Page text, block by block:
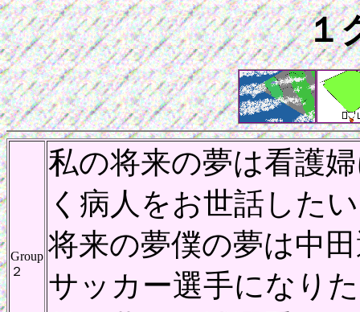
１
Group
２
私の将来の夢は看護
く病人をお世話した
将来の夢僕の夢は中
サッカー選手になり